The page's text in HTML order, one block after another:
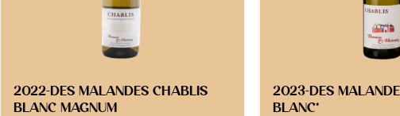
2022-DES MALANDES CHABLIS
BLANC MAGNUM
2023-DES
BLANC*